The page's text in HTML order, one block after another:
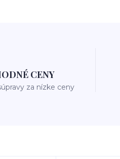
CENY
za nízke ceny